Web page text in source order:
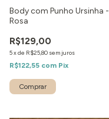
Body com Punho Ursinha -
Rosa
R$129,00
5xde R$25,80 sem juros
R$122,55 com Pix